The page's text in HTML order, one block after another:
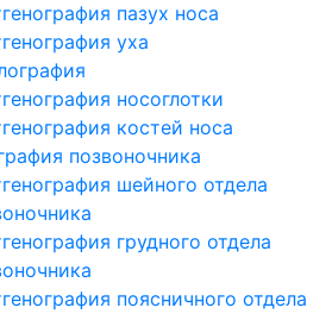
пазух носа
уха
носоглотки
костей носа
позвоночника
шейного отдела
грудного отдела
поясничного отдела